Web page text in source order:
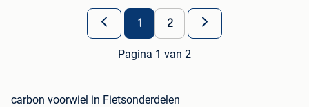
1 2
Pagina 1 van 2
carbon voorwiel in Fietsonderdelen